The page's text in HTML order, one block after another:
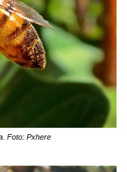
Foto: Pxhere